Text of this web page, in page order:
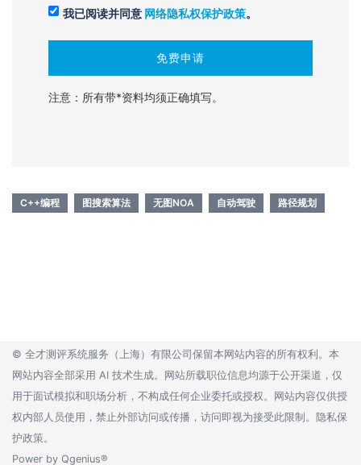
我已阅读并同意 网络隐私权保护政策。
注意：所有带*资料均须正确填写。
C++编程 图搜索算法 无图NOA 自动驾驶 路径规划
© 全才测评系统服务（上海）有限公司 保留本网站内容的所有权利。本
网站内容全部采用 AI 技术生成。网站所载职位信息均源于公开渠道，仅
用于面试模拟和职场分析，不构成任何企业委托或授权。网站内容仅供授
权内部人员使用，禁止外部访问或传播，访问即视为接受此限制。 隐私保
护政策。
Power by Qgenius®